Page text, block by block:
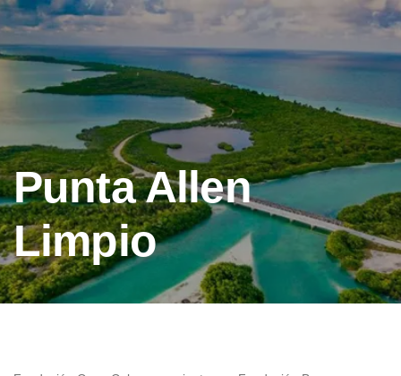
Punta Allen
Limpio